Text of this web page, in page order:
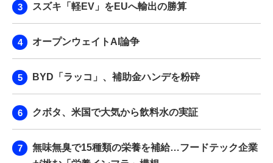
スズキ「軽EV」をEUへ輸出の勝算
オープンウェイトAI論争
BYD「ラッコ」、補助金ハンデを粉砕
クボタ、米国で大気から飲料水の実証
無味無臭で15種類の栄養を補給…フードテック企業